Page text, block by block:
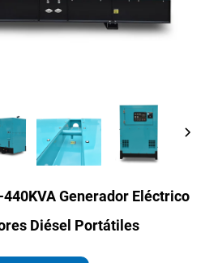
440KVA Generador Eléctrico
Diésel Portátiles